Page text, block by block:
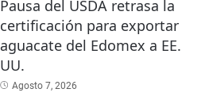
Pausa del USDA retrasa la
certificación para exportar
aguacate del Edomex a EE.
UU.
Agosto 7, 2026